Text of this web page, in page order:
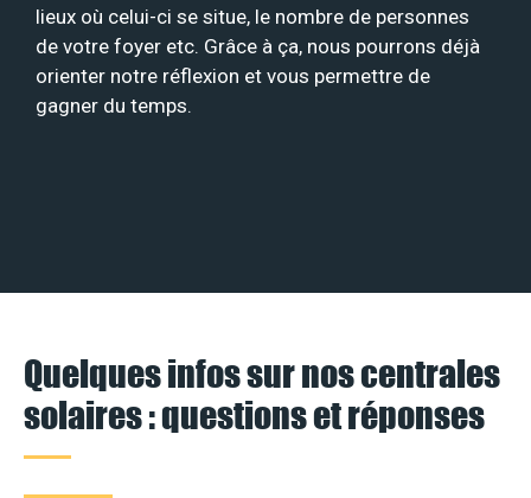
lieux où celui-ci se situe, le nombre de personnes
de votre foyer etc. Grâce à ça, nous pourrons déjà
orienter notre réflexion et vous permettre de
gagner du temps.
Quelques infos sur nos centrales
solaires : questions et réponses